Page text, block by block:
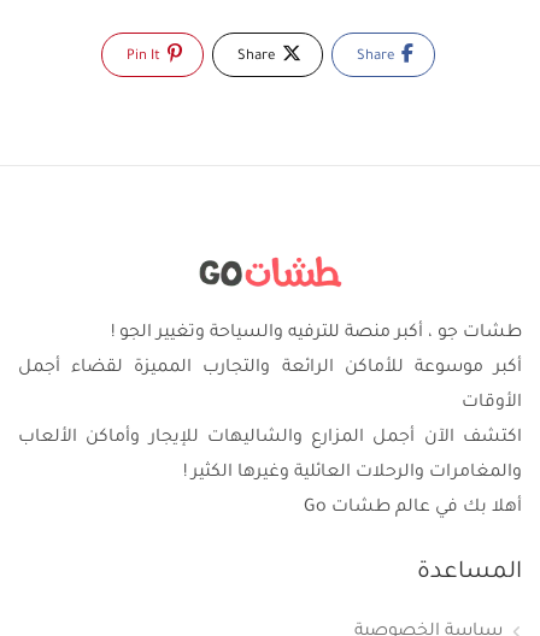
طشات جو ، أكبر منصة للترفيه والسياحة وتغيير الجو !
أكبر موسوعة للأماكن الرائعة والتجارب المميزة لقضاء أجمل
الأوقات
اكتشف الآن أجمل المزارع والشاليهات للإيجار وأماكن الألعاب
والمغامرات والرحلات العائلية وغيرها الكثير !
أهلا بك في عالم طشات Go
المساعدة